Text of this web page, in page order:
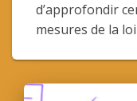
d’approfondir
mesures de la